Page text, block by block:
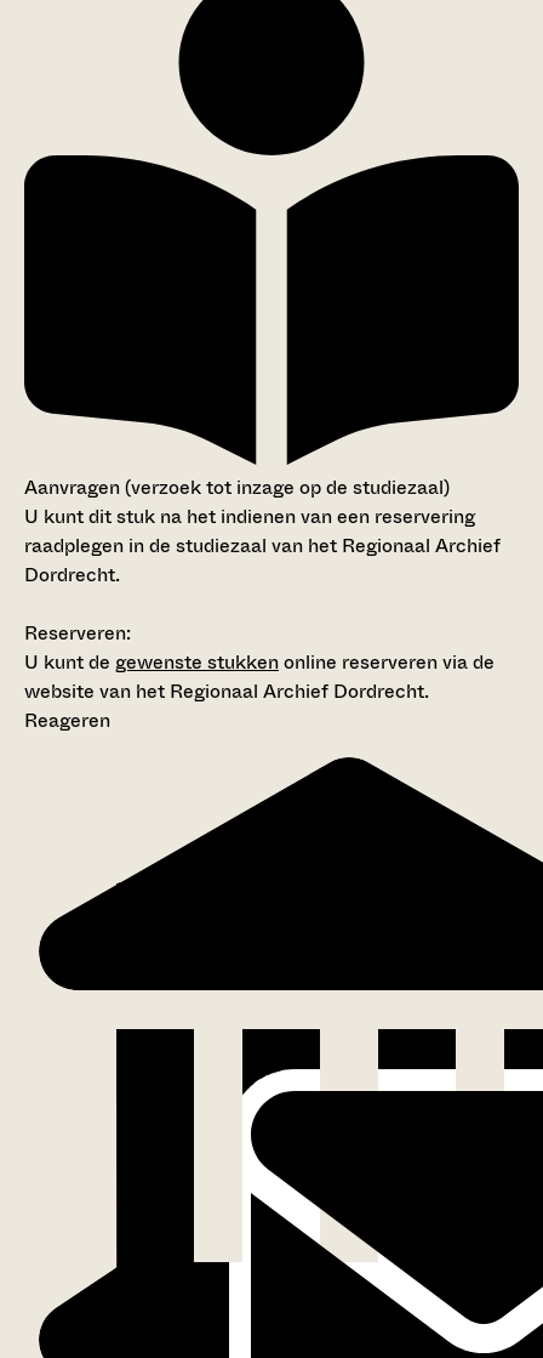
Aanvragen (verzoek tot inzage op de studiezaal)
U kunt dit stuk na het indienen van een reservering
raadplegen in de studiezaal van het Regionaal Archief
Dordrecht.
Reserveren:
U kunt de gewenste stukkenonline reserveren via de
website van het Regionaal Archief Dordrecht.
Reageren